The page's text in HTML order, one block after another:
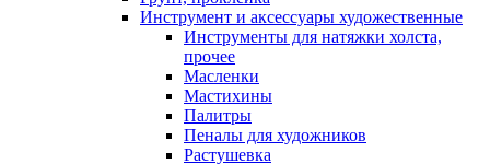
Инструмент и аксессуары художественные
Инструменты для натяжки холста,
прочее
Масленки
Мастихины
Палитры
Пеналы для художников
Растушевка